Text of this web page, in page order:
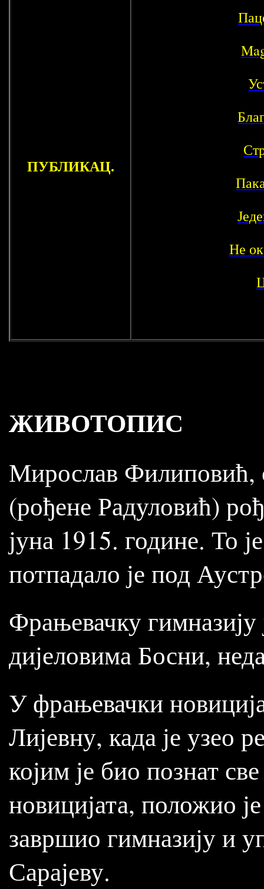
ПУБЛИКАЦ.
Не
ЖИВОТОПИС
Мирослав Филиповић,
(рођене Радуловић)
јуна 1915. године. То
потпадало је под
Фрањевачку
дијеловима Босни,
У фрањевачки
Лијевну, када је узео
којим је био познат
новицијата, положио
завршио гимназију и
Сарајеву.